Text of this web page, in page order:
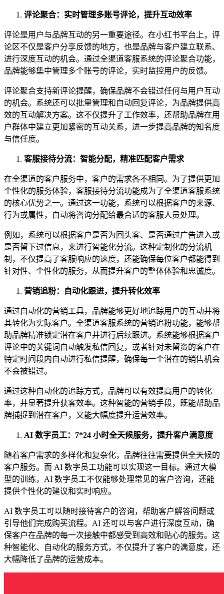
评论聚合：实时管理多账号评论，提升互动效率
评论是用户与品牌互动的另一重要途径。在小红书平台上，评
论区不仅是客户分享反馈的地方，也是品牌与客户建立联系、
进行深度互动的机会。通过全渠道客服系统的评论聚合功能，
品牌能够集中管理多个账号的评论，实时监控用户的反馈。
评论聚合支持新评论提醒，确保品牌不会错过任何与用户互动
的机会。系统还可以批量管理和自动回复评论，为品牌提供高
效的互动解决方案。这不仅提升了工作效率，还帮助品牌在用
户群体中建立更加紧密的互动关系，进一步提高品牌的知名度
与信任度。
客服接待分流：智能分配，精准匹配客户需求
在全渠道的客户服务中，客户的需求各不相同。为了提供更加
个性化的服务体验，客服接待分流功能成为了全渠道客服系统
的核心优势之一。通过这一功能，系统可以根据客户的来源、
行为或属性，自动将咨询分配给最合适的客服人员处理。
例如，系统可以根据客户是否为回头客、是否通过广告进入或
是否留下过信息，来进行智能化分流。这种定制化的分流机
制，不仅提高了客服响应的速度，还能确保每位客户都能得到
针对性、个性化的服务，从而提升客户的整体体验和忠诚度。
营销追粉：自动化跟进，提升转化效率
通过自动化的营销工具，品牌能够更好地追踪用户的互动并将
其转化为实际客户。全渠道客服系统的营销追粉功能，能够帮
助品牌精准锁定潜在客户并进行后续跟进。系统能够根据客户
评论中的关键词自动触发私信回复，或者针对未留资的客户在
特定时间段内自动进行私信提醒，确保每一个潜在的销售机会
不会被错过。
通过这种自动化的追踪方式，品牌可以有效提高用户的转化
率，并显著提升获客效率。这种智能的营销手段，既能帮助品
牌捕捉到潜在客户，又能大幅度提升运营效率。
AI 数字员工：7*24 小时全天候服务，提升客户满意度
随着客户需求的多样化和复杂化，品牌往往需要提供全天候的
客户服务。而 AI 数字员工功能可以实现这一目标。通过大模
型的训练，AI 数字员工不仅能够处理常见的客户咨询，还能
提供个性化的建议和实时响应。
AI 数字员工可以随时接待客户的咨询，帮助客户解答问题或
引导他们完成购买流程。AI 还可以与客户进行深度互动，确
保客户在品牌的每一次接触中都感受到高效和贴心的服务。这
种智能化、自动化的服务方式，不仅提升了客户的满意度，还
大幅降低了品牌的运营成本。